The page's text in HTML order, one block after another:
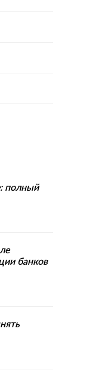
полный
банков